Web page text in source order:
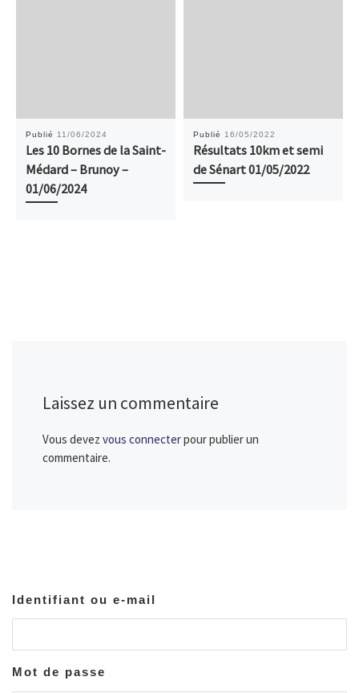
Publié 11/06/2024
Les 10 Bornes de la Saint-
Médard – Brunoy –
01/06/2024
Publié 16/05/2022
Résultats 10km et semi
de Sénart 01/05/2022
Laissez un commentaire
Vous devez vous connecterpour publier un
commentaire.
Identifiant ou e-mail
Mot de passe